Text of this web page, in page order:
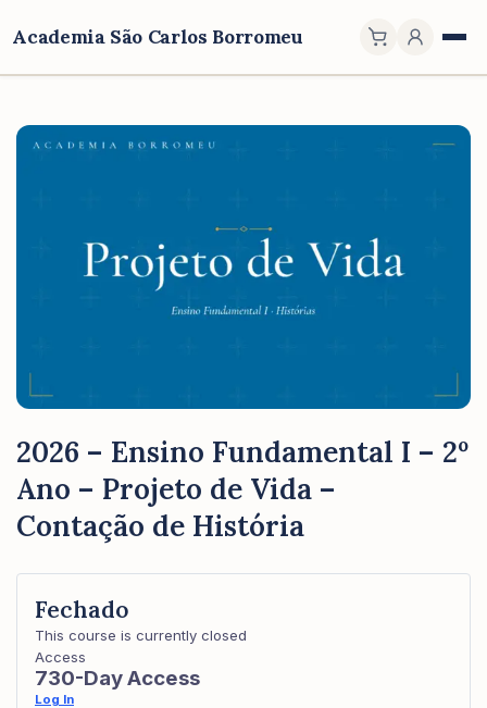
Academia São Carlos Borromeu
2026 – Ensino Fundamental I – 2º
Ano – Projeto de Vida –
Contação de História
Fechado
This course is currently closed
Access
730-Day Access
Log In